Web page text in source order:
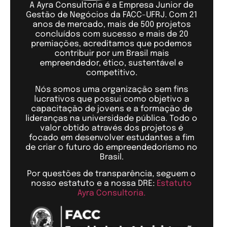
A Ayra Consultoria é a Empresa Junior de
Gestão de Negócios da FACC-UFRJ. Com 21
anos de mercado, mais de 500 projetos
concluídos com sucesso e mais de 20
premiações, acreditamos que podemos
contribuir por um Brasil mais
empreendedor, ético, sustentável e
competitivo.
Nós somos uma organização sem fins
lucrativos que possui como objetivo a
capacitação de jovens e a formação de
lideranças na universidade pública. Todo o
valor obtido através dos projetos é
focado em desenvolver estudantes a fim
de criar o futuro do empreendedorismo no
Brasil.
Por questões de transparência, seguem o
nosso estatuto e a nossa DRE: Estatuto
Ayra Consultoria.